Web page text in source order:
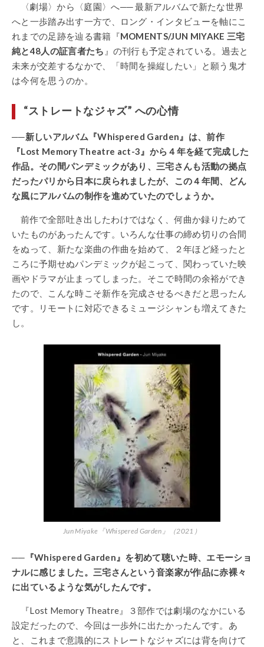
〈劇場〉から〈庭園〉へ── 最新アルバムで新たな世界
へと一歩踏み出す一方で、ロング・インタビューを軸にこ
れまでの足跡を辿る書籍『MOMENTS/JUN MIYAKE 三宅
純と48人の証言者たち 』の刊行も予定されている。過去と
未来が交差するなかで、「時間を操縦したい」と願う鬼才
は今何を思うのか。
“ストレートなジャズ” への心情
──新しいアルバム『Whispered Garden』は、前作
『Lost Memory Theatre act-3』から４年を経て完成した
作品。その間パンデミックがあり、三宅さんも活動の拠点
だったパリから日本に戻られましたが、この４年間、どん
な風にアルバムの制作を進めていたのでしょうか。
前作で全部吐き出したわけではなく、何曲か録りためて
いたものがあったんです。いろんな仕事の締め切りの合間
をぬって、新たな楽曲の作曲を始めて、２年ほど経ったと
ころに予期せぬパンデミックが起こって、関わっていた映
画やドラマが止まってしまった。そこで時間の余裕ができ
たので、こんな時こそ新作を完成させるべきだと思ったん
です。リモートに対応できるミュージシャンも増えてきた
し。
Jun Miyake『Whispered Garden』（2021）
──『Whispered Garden』を初めて聴いた時、エモーショ
ナルに感じました。三宅さんという音楽家が作品に赤裸々
に出ているような気がしたんです。
『Lost Memory Theatre』３部作では劇場のなかにいる
設定だったので、今回は一歩外に出たかったんです。あ
と、これまで意識的にストレートなジャズには背を向けて